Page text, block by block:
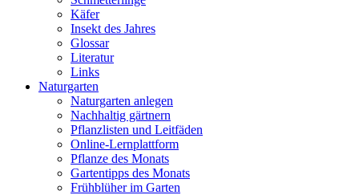
Käfer
Insekt des Jahres
Glossar
Literatur
Links
Naturgarten
Naturgarten anlegen
Nachhaltig gärtnern
Pflanzlisten und Leitfäden
Online-Lernplattform
Pflanze des Monats
Gartentipps des Monats
Frühblüher im Garten